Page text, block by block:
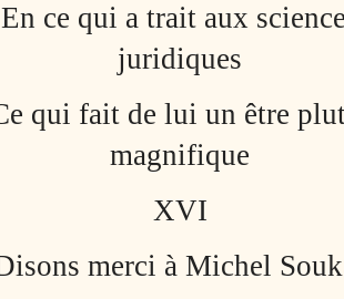
En ce qui a trait aux
juridiques
qui fait de lui un être
magnifique
XVI
merci à Michel